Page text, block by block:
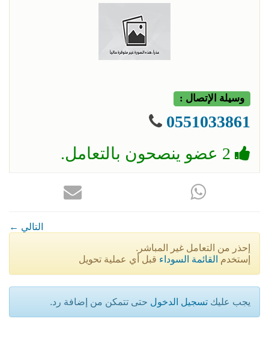
وسيلة الإتصال :
0551033861
← التالي
إحذر من التعامل غير المباشر.
إستخدم القائمة السوداء قبل أي عملية تحويل
يجب عليك تسجيل الدخول حتى تتمكن من إضافة رد.